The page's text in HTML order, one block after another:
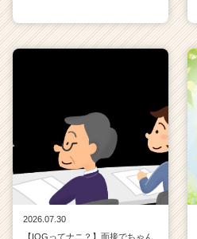
2026.07.30
【IOGってナニ？】面接でちゃん